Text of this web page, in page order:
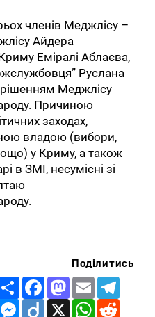
членів Меджлісу –
Айдера
Еміралі Аблаєва,
Руслана
Меджлісу
Причиною
заходах,
владою (вибори,
тощо) у Криму, а також
в ЗМІ, несумісні зі
Поділитись
Share FacebookMastodon
Email
Messenger
Diigo X WhatsApp